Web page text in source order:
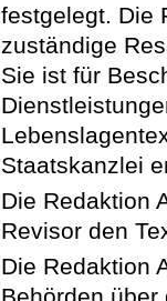
festgelegt. Die
zuständige
Sie ist für
Staatskanzlei
Die Redaktion
Revisor den
Die Redaktion